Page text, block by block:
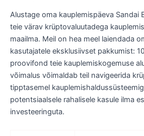
Alustage oma kauplemispäeva Sandai
teie värav krüptovaluutadega
maailma. Meil on hea meel laiendada
kasutajatele eksklusiivset pakkumist:
proovifond teie kauplemiskogemuse
võimalus võimaldab teil navigeerida
tipptasemel
potentsiaalsele rahalisele kasule ilma
investeeringuta.